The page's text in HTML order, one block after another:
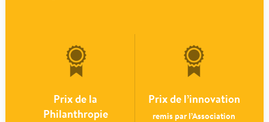
Prix de la
Philanthropie
Prix de l’innovation
remis par l’Association